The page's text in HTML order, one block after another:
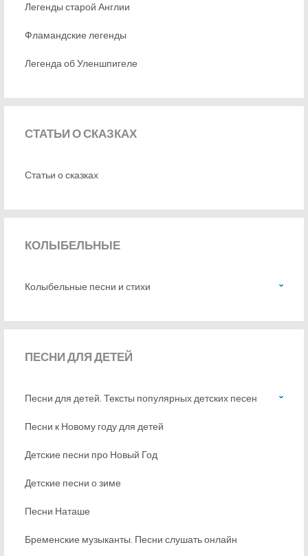
Легенды старой Англии
Фламандские легенды
Легенда об Уленшпигеле
СТАТЬИО СКАЗКАХ
Статьи о сказках
КОЛЫБЕЛЬНЫЕ
Колыбельные песни и стихи
ПЕСНИДЛЯ ДЕТЕЙ
Песни для детей. Тексты популярных детских песен
Песни к Новому году для детей
Детские песни про Новый Год
Детские песни о зиме
Песни Наташе
Бременские музыканты. Песни слушать онлайн